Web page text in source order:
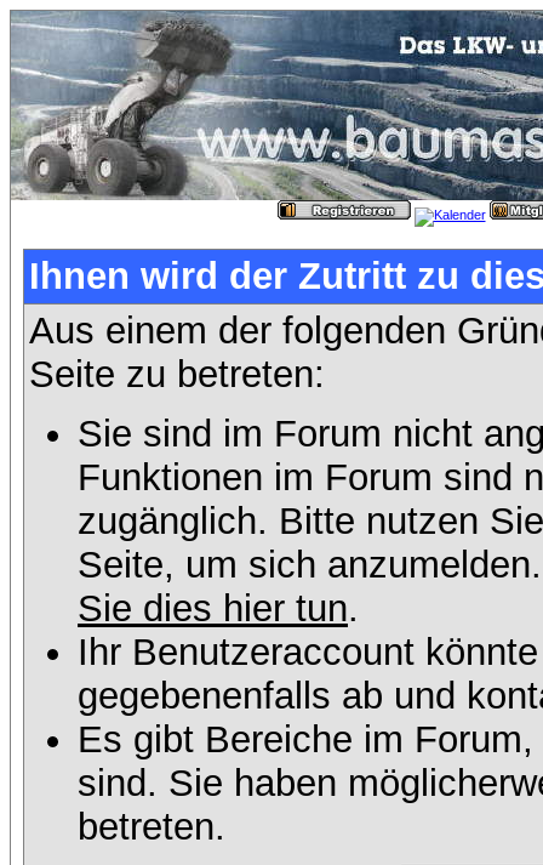
Ihnen wird der Zutritt zu
Aus einem der folgenden
Seite zu betreten:
Sie sind im Forum nicht
Funktionen im Forum sind
zugänglich. Bitte nutzen
Seite, um sich
Sie dies hier tun.
Ihr Benutzeraccount
gegebenenfalls ab und
Es gibt Bereiche im
sind. Sie haben
betreten.